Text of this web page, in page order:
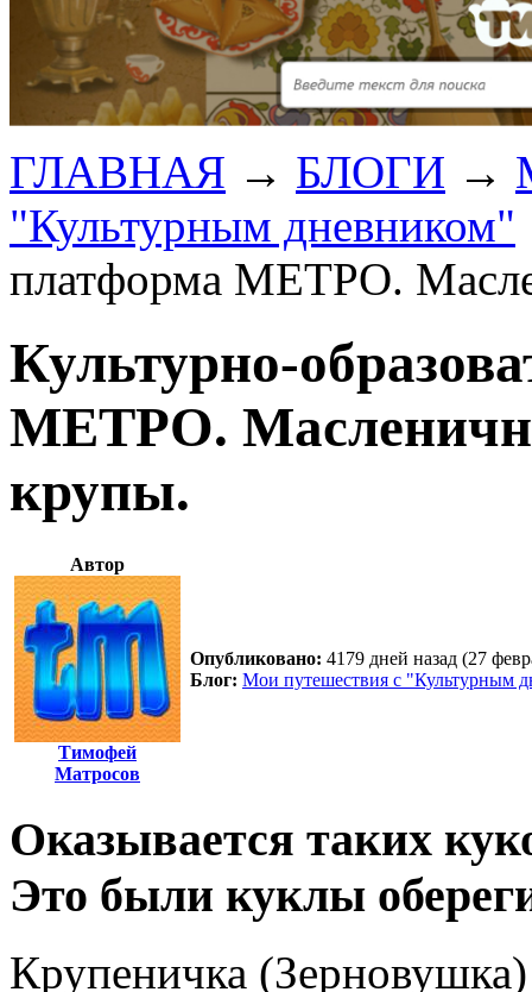
ГЛАВНАЯ → БЛОГИ →
"Культурным дневником"
платформа МЕТРО.
Культурно-
МЕТРО.
крупы.
Автор
Тимофей
Матросов
Опубликовано: 4179 дней назад (27
Блог: Мои путешествия с "Культурным
Оказывается таких
Это были куклы
Крупеничка (Зерновушка)